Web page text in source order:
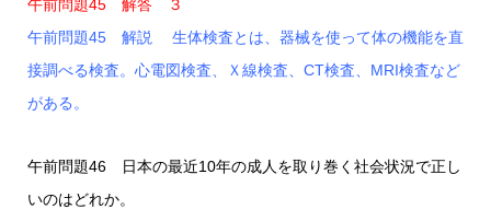
午前問題45 解答 ３
午前問題45 解説 生体検査とは、器械を使って体の機能を直
接調べる検査。心電図検査、Ｘ線検査、CT検査、MRI検査など
がある。
午前問題46 日本の最近10年の成人を取り巻く社会状況で正し
いのはどれか。